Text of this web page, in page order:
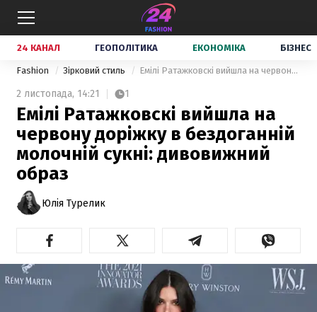
24 КАНАЛ ГЕОПОЛІТИКА ЕКОНОМІКА БІЗНЕС
Fashion Зірковий стиль Емілі Ратажковскі вийшла на червону доріжку в бездоганній молочній сукні: дивовижний образ
2 листопада, 14:21 1
Емілі Ратажковскі вийшла на
червону доріжку в бездоганній
молочній сукні: дивовижний
образ
Юлія Турелик